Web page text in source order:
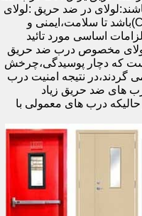
در ضد حریق :لولای
این درب ها باید دارای نشان سی ای (CE)باشد تا سلامت،ایمنی و
اساسی مورد تائید
لولای مخصوص درب ضد حریق
است که دچار پوسیدگی،چرخش
گردند،در نتیجه امنیت درب
های ضد حریق زیاد
دارند.در حالیکه درب های معمولی با